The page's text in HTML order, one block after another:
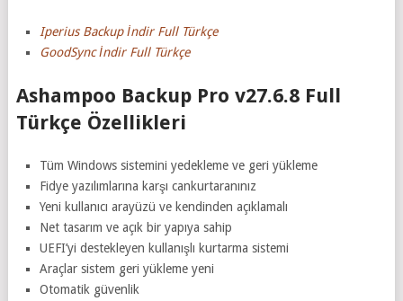
Iperius Backup İndir Full Türkçe
GoodSync İndir Full Türkçe
Ashampoo Backup Pro v27.6.8 Full
Türkçe Özellikleri
Tüm Windows sistemini yedekleme ve geri yükleme
Fidye yazılımlarına karşı cankurtaranınız
Yeni kullanıcı arayüzü ve kendinden açıklamalı
Net tasarım ve açık bir yapıya sahip
UEFI’yi destekleyen kullanışlı kurtarma sistemi
Araçlar sistem geri yükleme yeni
Otomatik güvenlik